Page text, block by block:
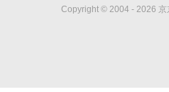
Copyright © 2004 - 2026 京